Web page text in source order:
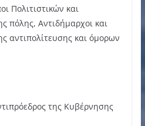
Πολιτιστικών και
πόλης, Αντιδήμαρχοι και
αντιπολίτευσης και όμορων
της Κυβέρνησης